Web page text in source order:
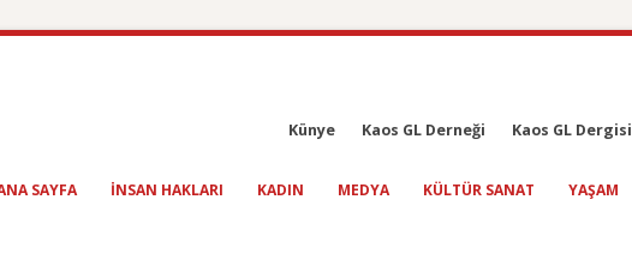
Künye Kaos GL Derneği Kaos GL Dergisi
SAYFA INSAN HAKLARI KADIN MEDYA KÜLTÜR SANAT YAŞAM